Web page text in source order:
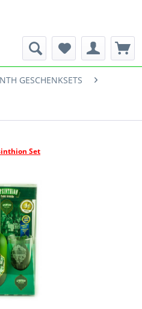
GESCHENKSETS
Set